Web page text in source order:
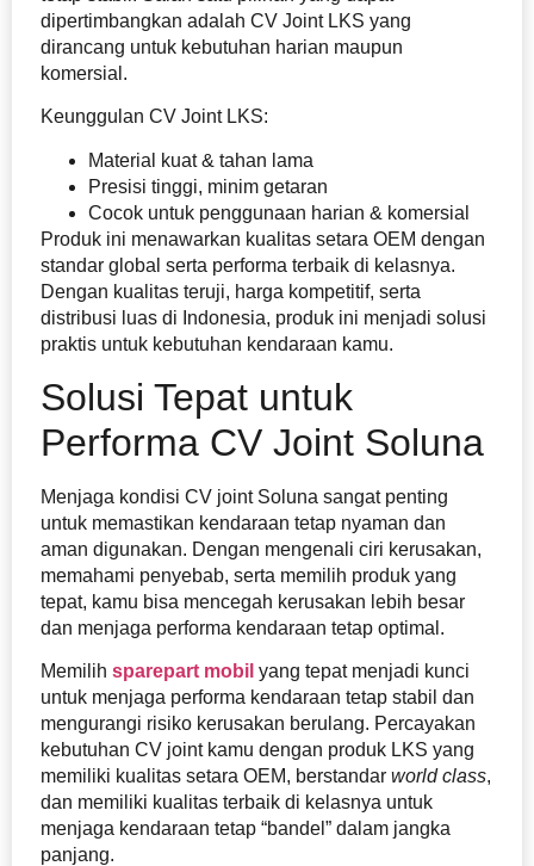
dipertimbangkan adalah CV Joint LKS yang
dirancang untuk kebutuhan harian maupun
komersial.
Keunggulan CV Joint LKS:
Material kuat & tahan lama
Presisi tinggi, minim getaran
Cocok untuk penggunaan harian & komersial
Produk ini menawarkan kualitas setara OEM dengan
standar global serta performa terbaik di kelasnya.
Dengan kualitas teruji, harga kompetitif, serta
distribusi luas di Indonesia, produk ini menjadi solusi
praktis untuk kebutuhan kendaraan kamu.
Solusi Tepat untuk
Performa CV Joint Soluna
Menjaga kondisi CV joint Soluna sangat penting
untuk memastikan kendaraan tetap nyaman dan
aman digunakan. Dengan mengenali ciri kerusakan,
memahami penyebab, serta memilih produk yang
tepat, kamu bisa mencegah kerusakan lebih besar
dan menjaga performa kendaraan tetap optimal.
Memilih sparepart mobil yang tepat menjadi kunci
untuk menjaga performa kendaraan tetap stabil dan
mengurangi risiko kerusakan berulang. Percayakan
kebutuhan CV joint kamu dengan produk LKS yang
memiliki kualitas setara OEM, berstandar world class,
dan memiliki kualitas terbaik di kelasnya untuk
menjaga kendaraan tetap “bandel” dalam jangka
panjang.